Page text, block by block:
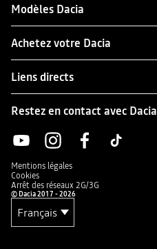
Modèles Dacia
Achetez votre Dacia
Liens directs
Restez en contact avec Dacia
Mentions légales
Cookies
Arrêt des réseaux 2G/3G
© Dacia 2017 - 2026